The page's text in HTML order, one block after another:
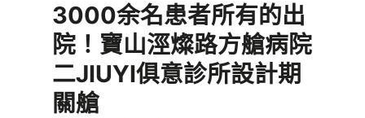
3000余名患者所有的出
院！寶山涇燦路方艙病院
二JIUYI俱意診所設計期
關艙